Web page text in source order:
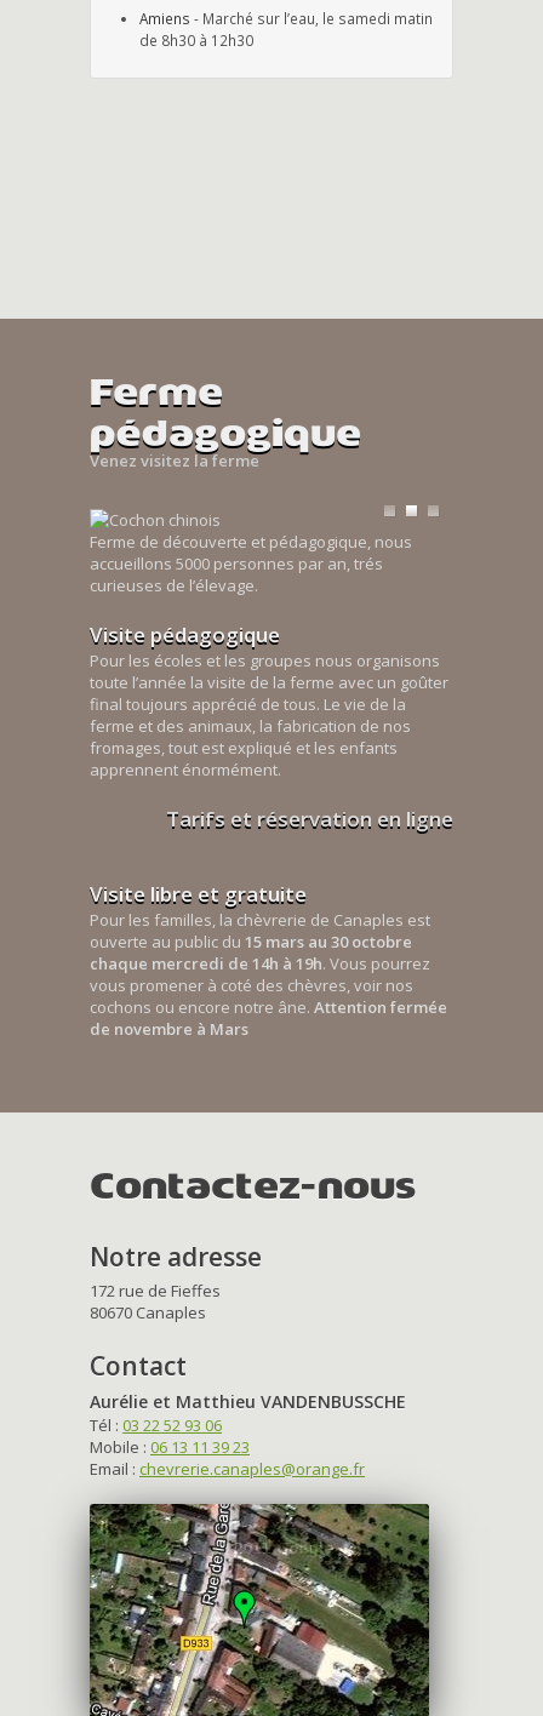
Amiens - Marché sur l’eau, le samedi matin
de 8h30 à 12h30
Ferme
pédagogique
Venez visitez la ferme
Ferme de découverte et pédagogique, nous
accueillons 5000 personnes par an, trés
curieuses de l’élevage.
Visite pédagogique
Pour les écoles et les groupes nous organisons
toute l’année la visite de la ferme avec un goûter
final toujours apprécié de tous. Le vie de la
ferme et des animaux, la fabrication de nos
fromages, tout est expliqué et les enfants
apprennent énormément.
Tarifs et réservation en ligne
Visite libre et gratuite
Pour les familles, la chèvrerie de Canaples est
ouverte au public du 15 mars au 30 octobre
chaque mercredi de 14h à 19h. Vous pourrez
vous promener à coté des chèvres, voir nos
cochons ou encore notre âne. Attention fermée
de novembre à Mars
Contactez-nous
Notre adresse
172 rue de Fieffes
80670 Canaples
Contact
Aurélie et Matthieu VANDENBUSSCHE
Tél : 03 22 52 93 06
Mobile : 06 13 11 39 23
Email : chevrerie.canaples@orange.fr